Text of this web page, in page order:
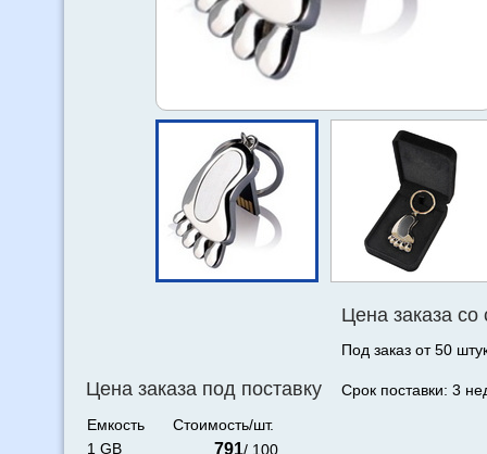
Цена заказа под поставку
Емкость
Стоимость/шт.
1 GB
791/ 100
Цена заказа со
Под заказ от 50
Срок поставки: 3